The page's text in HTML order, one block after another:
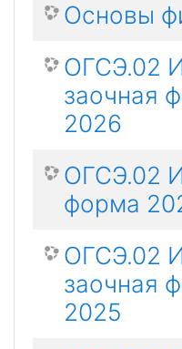
Основы
ОГСЭ.02
заочная
2026
ОГСЭ.02
форма
ОГСЭ.02
заочная
2025